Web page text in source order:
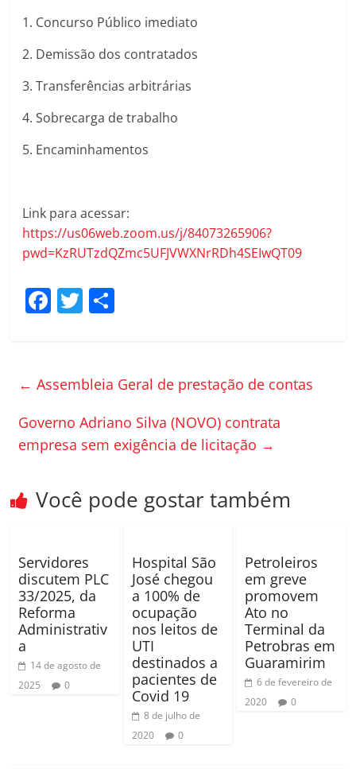
1. Concurso Público imediato
2. Demissão dos contratados
3. Transferências arbitrárias
4. Sobrecarga de trabalho
5. Encaminhamentos
Link para acessar:
https://us06web.zoom.us/j/84073265906?
pwd=KzRUTzdQZmc5UFJVWXNrRDh4SEIwQT09
F
e
o
o
T
er p
til
h
← Assembleia Geral de prestação de contas
Governo Adriano Silva (NOVO) contrata
empresa sem exigência de licitação →
Você pode gostar também
Servidores
discutem PLC
33/2025, da
Reforma
Administrativ
a
14 de agosto de
2025
0
Hospital São
José chegou
a 100% de
ocupação
nos leitos de
UTI
destinados a
pacientes de
Covid 19
8 de julho de
2020
0
Petroleiros
em greve
promovem
Ato no
Terminal da
Petrobras em
Guaramirim
6 de fevereiro de
2020
0